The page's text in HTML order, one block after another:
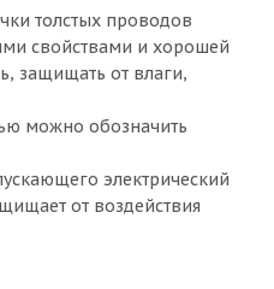
толстых проводов
свойствами и хорошей
защищать от влаги,
можно обозначить
электрический
от воздействия